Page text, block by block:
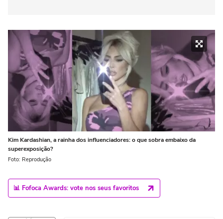
Kim Kardashian, a rainha dos influenciadores: o que sobra embaixo da
superexposição?
Foto: Reprodução
📊 Fofoca Awards: vote nos seus favoritos